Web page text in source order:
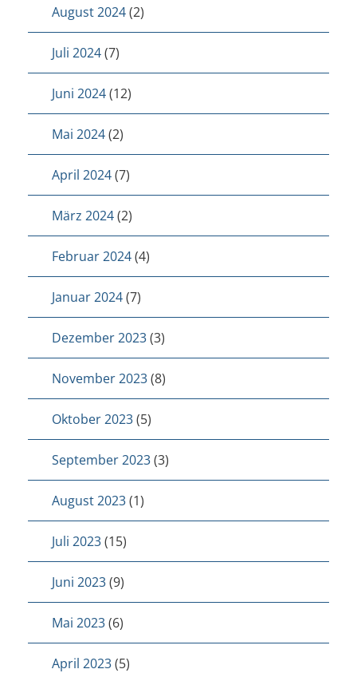
August 2024(2)
Juli 2024(7)
Juni 2024(12)
Mai 2024(2)
April 2024(7)
März 2024(2)
Februar 2024(4)
Januar 2024(7)
Dezember 2023(3)
November 2023(8)
Oktober 2023(5)
September 2023(3)
August 2023(1)
Juli 2023(15)
Juni 2023(9)
Mai 2023(6)
April 2023(5)